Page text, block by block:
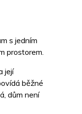
s jedním
prostorem.
její
běžné
dům není